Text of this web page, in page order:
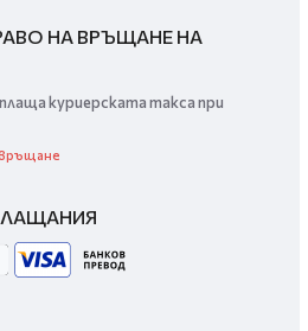
НА ВРЪЩАНЕ НА
куриерската такса при
връщане